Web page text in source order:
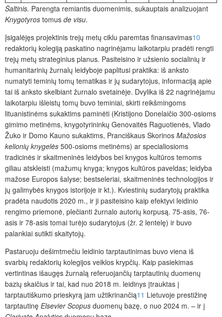
Šaltinis. Parengta remiantis duomenimis, sukauptais analizuojant
Knygotyros tomus de visu.
Įsigalėjęs projektinis trejų metų ciklu paremtas finansavimas10
redaktorių kolegiją paskatino nagrinėjamu laikotarpiu pradėti rengti
trejų metų strateginius planus. Pasiteisino ir užsienio socialinių ir
humanitarinių žurnalų leidyboje paplitusi praktika: iš anksto
numatyti teminių tomų tematikas ir jų sudarytojus, informaciją apie
tai iš anksto skelbiant žurnalo svetainėje. Dvylika iš 22 nagrinėjamu
laikotarpiu išleistų tomų buvo teminiai, skirti reikšmingoms
lituanistinėms sukaktims paminėti (Kristijono Donelaičio 300-osioms
gimimo metinėms, knygotyrininkų Genovaitės Raguotienės, Vlado
Žuko ir Domo Kauno sukaktims, Pranciškaus Skorinos Mažosios
kelionių knygelės 500-osioms metinėms) ar specialiosioms
tradicinės ir skaitmeninės leidybos bei knygos kultūros temoms
giliau atskleisti (mažumų knyga; knygos kultūros paveldas; leidyba
mažose Europos šalyse; bestseleriai, skaitmeninės technologijos ir
jų galimybės knygos istorijoje ir kt.). Kviestinių sudarytojų praktika
pradėta naudotis 2020 m., ir ji pasiteisino kaip efektyvi leidinio
rengimo priemonė, plečianti žurnalo autorių korpusą. 75-asis, 76-
asis ir 78-asis tomai turėjo sudarytojus (žr. 2 lentelę) ir buvo
palankiai sutikti skaitytojų.
Pastaruoju dešimtmečiu leidinio tarptautinimas buvo viena iš
svarbių redaktorių kolegijos veiklos krypčių. Kaip pasiekimas
vertintinas išaugęs žurnalą referuojančių tarptautinių duomenų
bazių skaičius ir tai, kad nuo 2018 m. leidinys įtrauktas į
tarptautiškumo prieskyrą jam užtikrinančią11 Lietuvoje prestižinę
tarptautinę Elsevier Scopus duomenų bazę, o nuo 2024 m. – ir į